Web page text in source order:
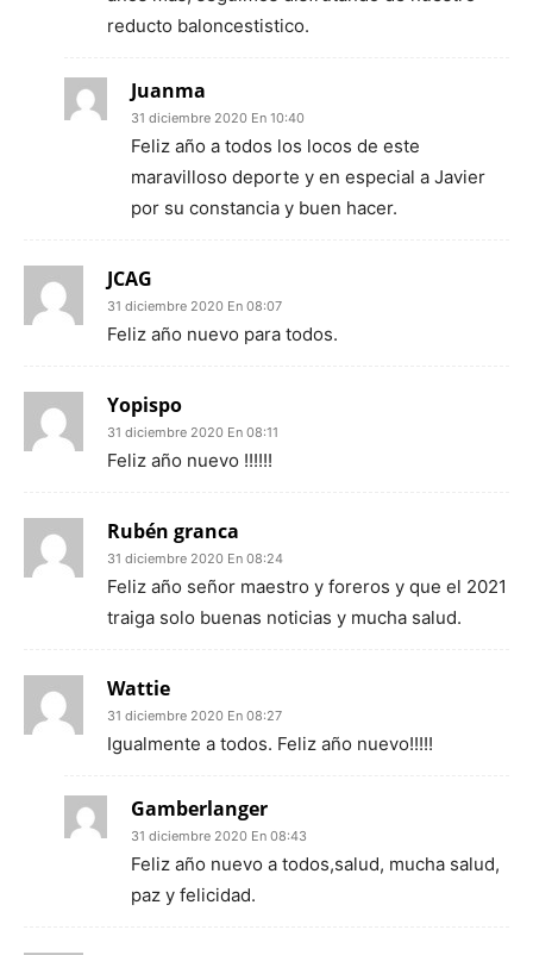
reducto baloncestistico.
Juanma
31 diciembre 2020 En 10:40
Feliz año a todos los locos de este
maravilloso deporte y en especial a Javier
por su constancia y buen hacer.
JCAG
31 diciembre 2020 En 08:07
Feliz año nuevo para todos.
Yopispo
31 diciembre 2020 En 08:11
Feliz año nuevo !!!!!!
Rubén granca
31 diciembre 2020 En 08:24
Feliz año señor maestro y foreros y que el 2021
traiga solo buenas noticias y mucha salud.
Wattie
31 diciembre 2020 En 08:27
Igualmente a todos. Feliz año nuevo!!!!!
Gamberlanger
31 diciembre 2020 En 08:43
Feliz año nuevo a todos,salud, mucha salud,
paz y felicidad.